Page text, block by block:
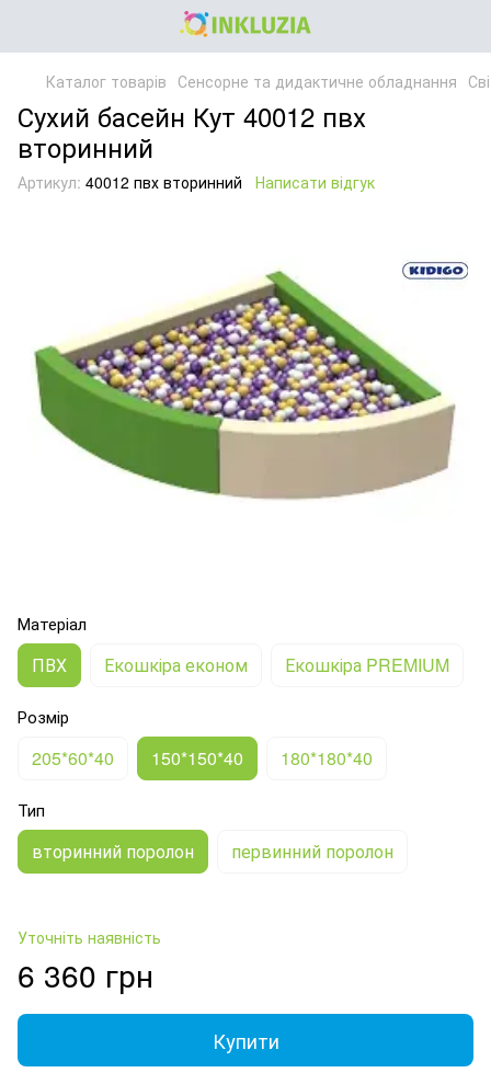
Каталог товарів Сенсорне та дидактичне обладнання
Сухий басейн Кут 40012 пвх
вторинний
Артикул: 40012 пвх вторинний Написати відгук
Матеріал
ПВХ Екошкіра економ Екошкіра PREMIUM
Розмір
205*60*40 150*150*40 180*180*40
Тип
вторинний поролон первинний поролон
Уточніть наявність
6 360 грн
Купити